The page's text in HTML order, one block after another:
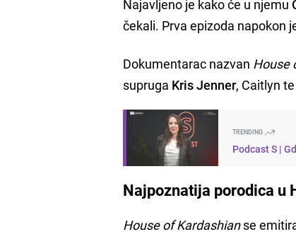
Najavljeno je kako će u njemu
čekali. Prva epizoda napokon
Dokumentarac nazvan House
supruga Kris Jenner, Caitlyn
TRENDING
Podcast S |
Najpoznatija porodica u
House of Kardashianse